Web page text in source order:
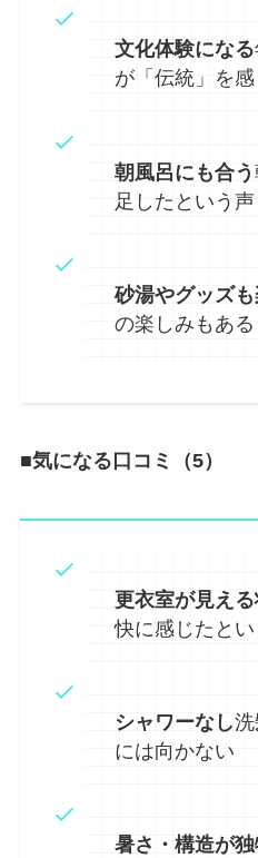
文化体験になる
が「伝統」を
朝風呂にも合う
足したという声
砂湯やグッズ
の楽しみもある
■気になる口コミ（5）
更衣室が見え
快に感じたと
シャワーなし
には向かない
暑さ・構造が